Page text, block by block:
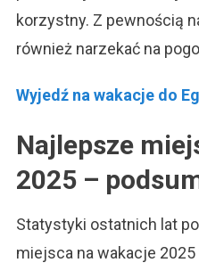
korzystny. Z pewnością
również narzekać na
Wyjedź na wakacje do
Najlepsze
2025 –
Statystyki ostatnich lat
miejsca na wakacje